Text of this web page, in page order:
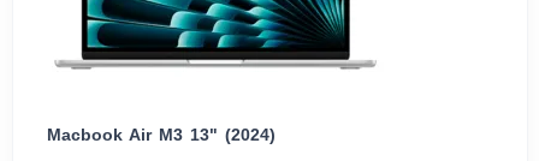
Macbook Air M3 13" (2024)